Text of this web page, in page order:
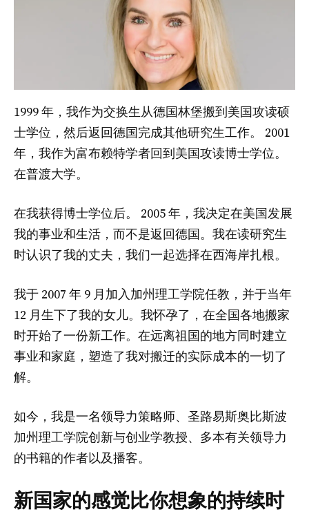
1999 年，我作为交换生从德国林堡搬到美国攻读硕
士学位，然后返回德国完成其他研究生工作。 2001
年，我作为富布赖特学者回到美国攻读博士学位。
在普渡大学。
在我获得博士学位后。 2005 年，我决定在美国发展
我的事业和生活，而不是返回德国。我在读研究生
时认识了我的丈夫，我们一起选择在西海岸扎根。
我于 2007 年 9 月加入加州理工学院任教，并于当年
12 月生下了我的女儿。我怀孕了，在全国各地搬家
时开始了一份新工作。在远离祖国的地方同时建立
事业和家庭，塑造了我对搬迁的实际成本的一切了
解。
如今，我是一名领导力策略师、圣路易斯奥比斯波
加州理工学院创新与创业学教授、多本有关领导力
的书籍的作者以及播客。
新国家的感觉比你想象的持续时